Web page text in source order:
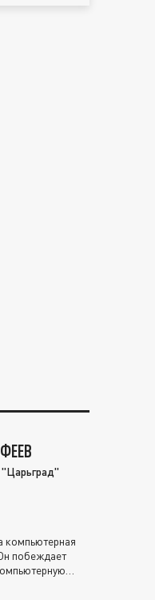
"Царьград"
компьютерная
побеждает